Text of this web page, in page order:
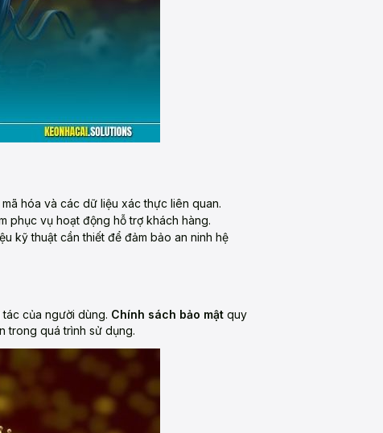
hóa và các dữ liệu xác thực liên quan.
phục vụ hoạt động hỗ trợ khách hàng.
kỹ thuật cần thiết để đảm bảo an ninh hệ
của người dùng. Chính sách bảo mậtquy
trong quá trình sử dụng.